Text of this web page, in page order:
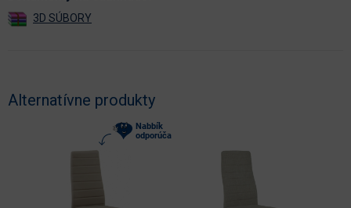
Alternatívne produkty
Nabbík
odporúča